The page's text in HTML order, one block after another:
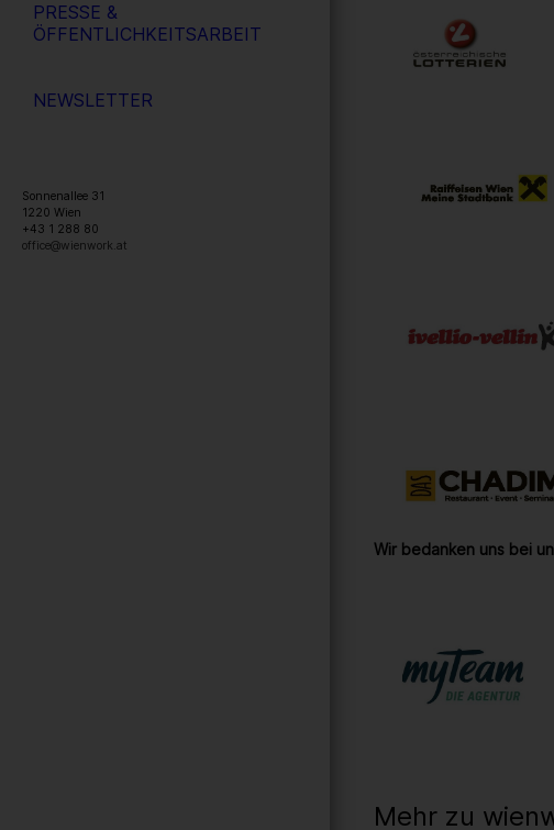
PRESSE &
ÖFFENTLICHKEITSARBEIT
NEWSLETTER
Sonnenallee 31
1220 Wien
+43 1 288 80
office@wienwork.at
Wir bedanken uns bei
Mehr zu